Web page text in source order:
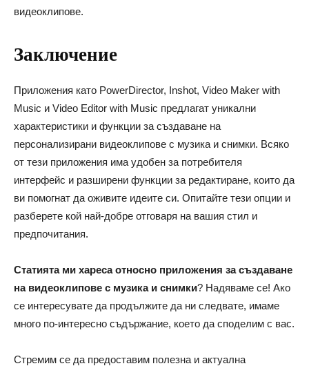
видеоклипове.
Заключение
Приложения като PowerDirector, Inshot, Video Maker with
Music и Video Editor with Music предлагат уникални
характеристики и функции за създаване на
персонализирани видеоклипове с музика и снимки. Всяко
от тези приложения има удобен за потребителя
интерфейс и разширени функции за редактиране, които да
ви помогнат да оживите идеите си. Опитайте тези опции и
разберете кой най-добре отговаря на вашия стил и
предпочитания.
Статията ми хареса относно приложения за създаване
на видеоклипове с музика и снимки? Надяваме се! Ако
се интересувате да продължите да ни следвате, имаме
много по-интересно съдържание, което да споделим с вас.
Стремим се да предоставим полезна и актуална